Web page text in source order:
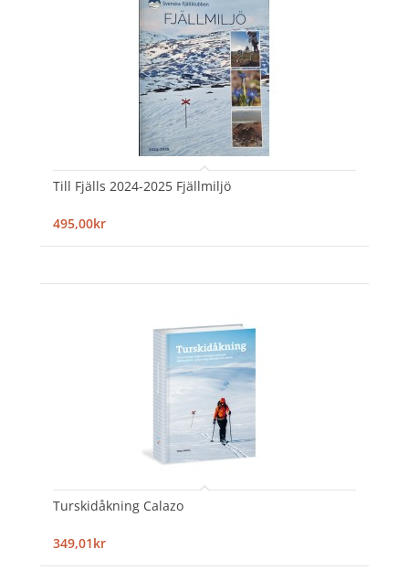
Till Fjälls 2024-2025 Fjällmiljö
495,00kr
Turskidåkning Calazo
349,01kr